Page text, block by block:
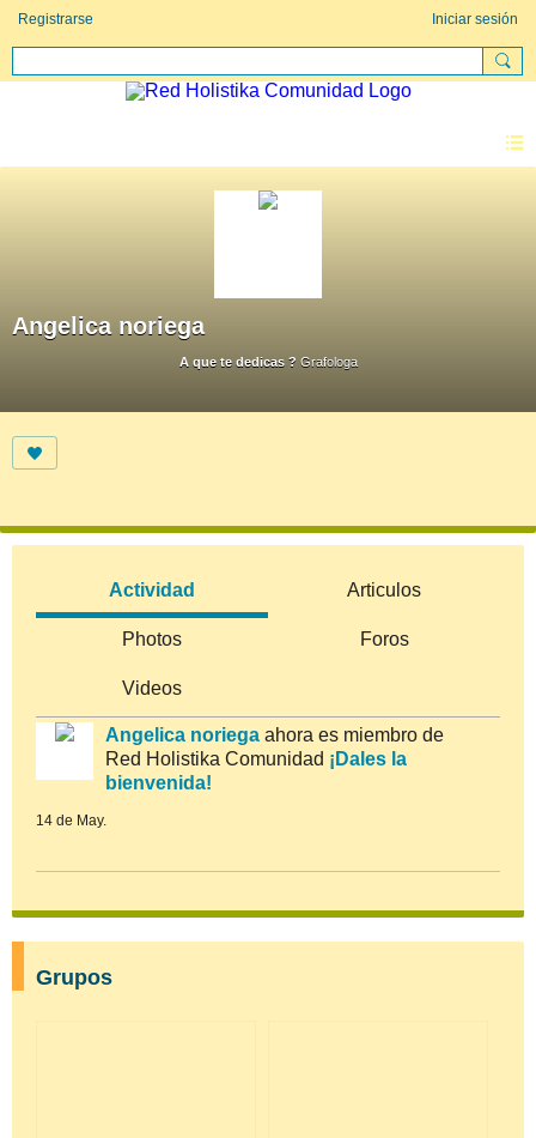
Registrarse Iniciar sesión
Angelica noriega
A que te dedicas ? Grafologa
Actividad Articulos
Photos Foros
Videos
Angelica noriega ahora es miembro de
Red Holistika Comunidad ¡Dales la
bienvenida!
14 de May.
Grupos